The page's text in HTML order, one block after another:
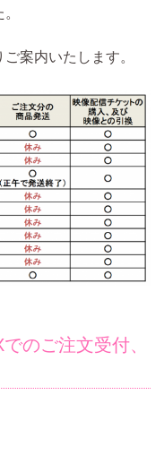
案内いたします。
のご注文受付、